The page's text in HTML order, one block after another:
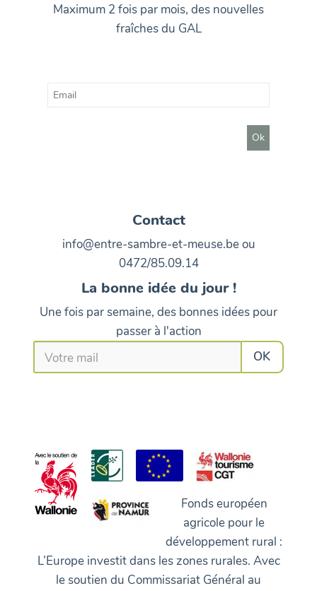
Maximum 2 fois par mois, des nouvelles
fraîches du GAL
Contact
info@entre-sambre-et-meuse.be ou
0472/85.09.14
La bonne idée du jour !
Une fois par semaine, des bonnes idées pour
passer à l'action
Fonds européen
agricole pour le
développement rural :
L’Europe investit dans les zones rurales. Avec
le soutien du Commissariat Général au